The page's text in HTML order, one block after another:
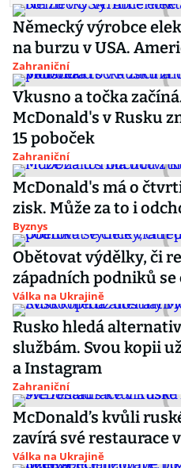
Německý výrobce
na burzu v USA.
Zahraniční
Vkusno a točka
McDonald's v Rusku
15 poboček
Zahraniční
McDonald's má o
zisk. Může za to i
Byznys
Obětovat výdělky, či
západních podniků
Válka na Ukrajině
Rusko hledá
službám. Svou kopii
a Instagram
Zahraniční
McDonald’s kvůli
zavírá své restaurace
Válka na Ukrajině